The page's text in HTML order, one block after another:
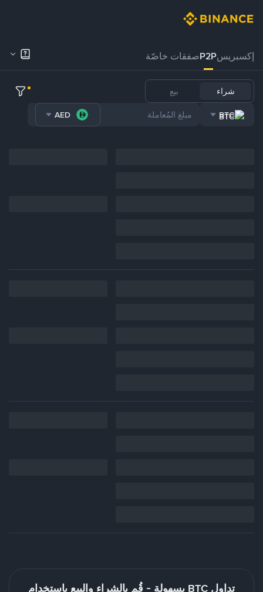
إكسبريسP2Pصفقات خاصّة
شراء بيع
BTC
AED
تداول BTC بسهولة - قُم بالشراء والبيع باستخدام